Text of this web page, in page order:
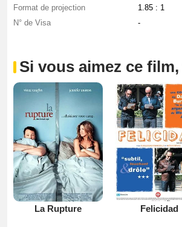
Format de projection
1.85 : 1
N° de Visa
-
Si vous aimez ce
La Rupture Felicidad